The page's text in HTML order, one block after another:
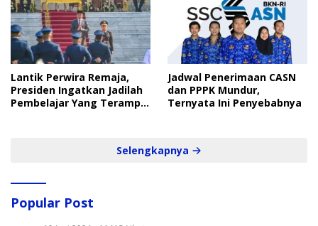
Lantik Perwira Remaja,
Presiden Ingatkan Jadilah
Pembelajar Yang Terampil
Jadwal Penerimaan CASN
dan PPPK Mundur,
Ternyata Ini Penyebabnya
Selengkapnya
Popular Post